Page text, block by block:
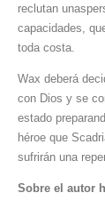
reclutan
capacidades,
toda costa.
Wax deberá
con Dios y se
estado
héroe que
sufrirán una
Sobre el autor